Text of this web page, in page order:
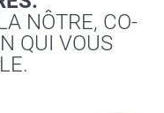
NÔTRE, CO-
QUI VOUS